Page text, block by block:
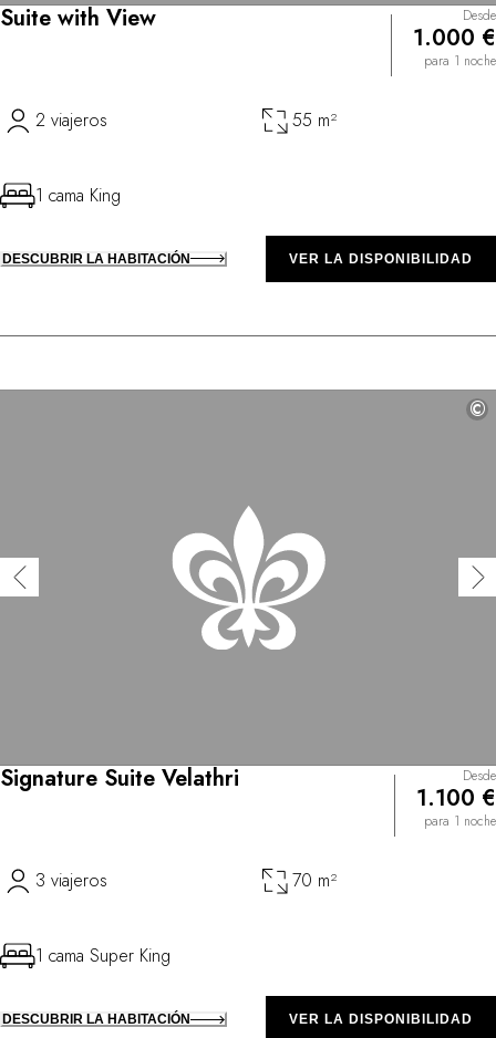
Suite with View Desde
1.000 €
para 1 noche
2 viajeros 55 m²
1 cama King
DESCUBRIR LA HABITACIÓN VER LA DISPONIBILIDAD
©
Signature Suite Velathri Desde
1.100 €
para 1 noche
3 viajeros 70 m²
1 cama Super King
DESCUBRIR LA HABITACIÓN VER LA DISPONIBILIDAD